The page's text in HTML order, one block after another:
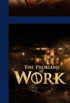
UDFORSK
SERIEN